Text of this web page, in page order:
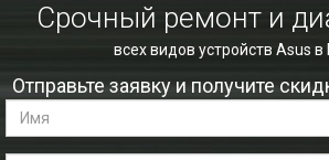
Срочный ремонт и
всех видов устройств Asus
Отправьте заявку и получите